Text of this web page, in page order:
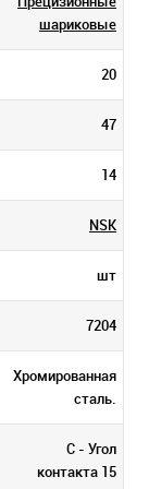
шариковые
20
47
14
NSK
шт
7204
Хромированная
сталь.
С - Угол
контакта 15